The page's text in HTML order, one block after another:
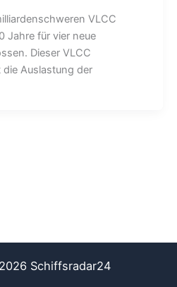
VLCC
Jahre für vier neue
Dieser VLCC
Auslastung der
Schiffsradar24